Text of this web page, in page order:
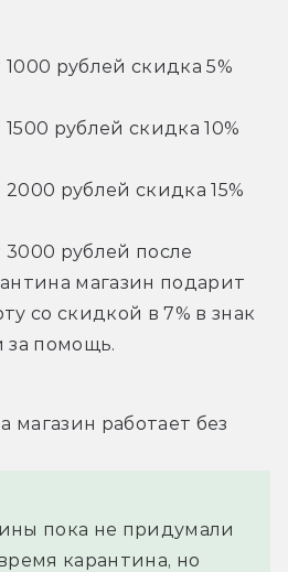
1000 рублей скидка 5%
рублей скидка 10%
2000 рублей скидка 15%
3000 рублей после
магазин подарит
со скидкой в 7% в знак
за помощь.
магазин работает без
пока не придумали
карантина, но